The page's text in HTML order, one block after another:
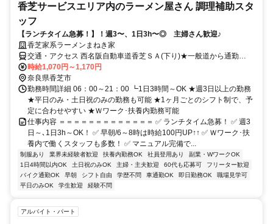
香芝サービスエリア内のラーメン屋さん 調理補助スタ
ッフ
【ランチタイム急募！】！週3〜、1日3h〜◎ 主婦さん歓迎♪
香芝家系ラーメンまねき家
交通・アクセス 西名阪自動車道香芝ＳＡ(下り)★一般道から通勤
OK！従業員用入り口あり※駐車場無料★近鉄大阪線「関屋駅」「二
上駅」～車で約5分
時給1,070円～1,170円
奈良県香芝市
勤務時間詳細 06：00～21：00 ┗1日3時間～OK ★週3日以上の勤務
★平日のみ・土日祝のみの勤務も可能 ★1ヶ月ごとのシフト制で、予
定に合わせやすい ★Ｗワーク･扶養内勤務可能
仕事内容 ＝＝＝＝＝＝＝＝＝＝＝＝＝ ✅ ランチタイム急募！ ✅ 週3
日～､1日3h～OK！ ✅ 早朝/6～8時は時給100円UP↑↑ ✅ Ｗワーク･扶
養内で働くスタッフも多数！ ✅ マニュアル完備で...
制服あり 業界未経験者歓迎 扶養内勤務OK 社員登用あり
副業・WワークOK
1日4時間以内OK
土日祝のみOK 主婦・主夫歓迎 60代も応募可
フリーター歓迎
バイク通勤OK
早朝 シフト自由 学歴不問 車通勤OK 即日勤務OK
職場見学可
平日のみOK
学生歓迎 経験不問
アルバイト・パート